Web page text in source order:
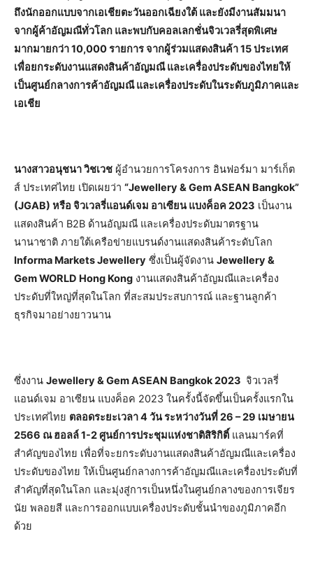
ถึงนักออกแบบจากเอเชียตะวันออกเฉียงใต้ และยังมีงานสัมมนา
จากผู้ค้าอัญมณีทั่วโลก และพบกับคอลเลกชั่นจิวเวลรี่สุดพิเศษ
มากมายกว่า 10,000 รายการ จากผู้ร่วมแสดงสินค้า 15 ประเทศ
เพื่อยกระดับงานแสดงสินค้าอัญมณี และเครื่องประดับของไทยให้
เป็นศูนย์กลางการค้าอัญมณี และเครื่องประดับในระดับภูมิภาคและ
เอเชีย
นางสาวอนุชนา วิชเวช ผู้อำนวยการโครงการ อินฟอร์มา มาร์เก็ต
ส์ ประเทศไทย เปิดเผยว่า “Jewellery & Gem ASEAN Bangkok”
(JGAB) หรือ จิวเวลรี่แอนด์เจม อาเซียน แบงค็อค 2023 เป็นงาน
แสดงสินค้า B2B ด้านอัญมณี และเครื่องประดับมาตรฐาน
นานาชาติ ภายใต้เครือข่ายแบรนด์งานแสดงสินค้าระดับโลก
Informa Markets Jewellery ซึ่งเป็นผู้จัดงาน Jewellery &
Gem WORLD Hong Kong งานแสดงสินค้าอัญมณีและเครื่อง
ประดับที่ใหญ่ที่สุดในโลก ที่สะสมประสบการณ์ และฐานลูกค้า
ธุรกิจมาอย่างยาวนาน
ซึ่งงาน Jewellery & Gem ASEAN Bangkok 2023 จิวเวลรี่
แอนด์เจม อาเซียน แบงค็อค 2023 ในครั้งนี้จัดขึ้นเป็นครั้งแรกใน
ประเทศไทย ตลอดระยะเวลา 4 วัน ระหว่างวันที่ 26 – 29 เมษายน
2566 ณฮอลล์1-2 ศูนย์การประชุมแห่งชาติสิริกิติ์ แลนมาร์คที่
สำคัญของไทย เพื่อที่จะยกระดับงานแสดงสินค้าอัญมณีและเครื่อง
ประดับของไทย ให้เป็นศูนย์กลางการค้าอัญมณีและเครื่องประดับที่
สำคัญที่สุดในโลก และมุ่งสู่การเป็นหนึ่งในศูนย์กลางของการเจียร
นัย พลอยสี และการออกแบบเครื่องประดับชั้นนำของภูมิภาคอีก
ด้วย